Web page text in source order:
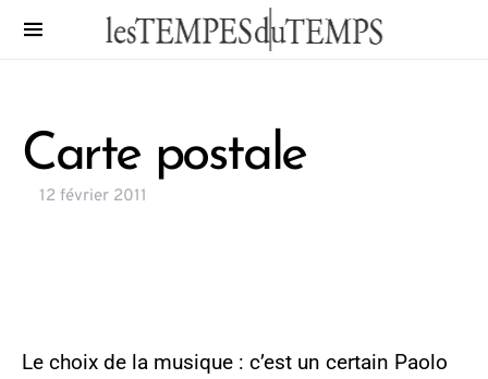
Carte postale
12 février 2011
Le choix de la musique : c’est un certain Paolo